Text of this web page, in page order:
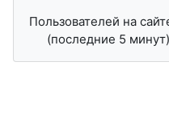
Пользователей на
(последние 5 минут)